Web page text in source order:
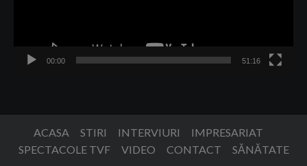
00:00 51:16
ACASA STIRI INTERVIURI
IMPRESARIAT
SPECTACOLE TVF
VIDEO CONTACT SĂNĂTATE